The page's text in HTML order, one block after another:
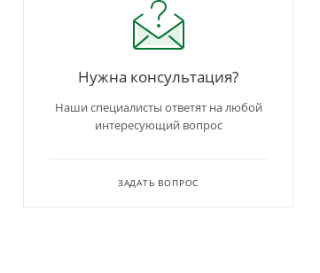
Нужна консультация?
Наши специалисты ответят на любой
интересующий вопрос
ЗАДАТЬ ВОПРОС